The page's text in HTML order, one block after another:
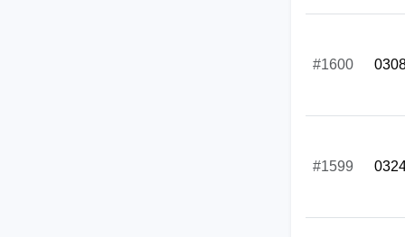
#1600
#1599